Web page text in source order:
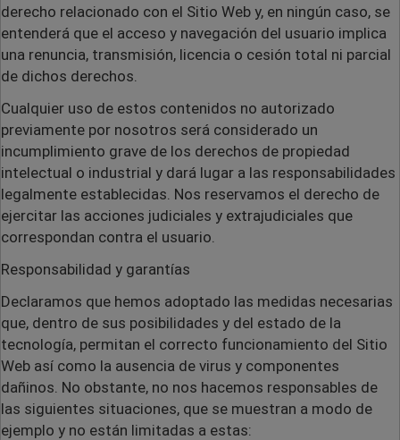
derecho relacionado con el Sitio Web y, en ningún caso, se
entenderá que el acceso y navegación del usuario implica
una renuncia, transmisión, licencia o cesión total ni parcial
de dichos derechos.
Cualquier uso de estos contenidos no autorizado
previamente por nosotros será considerado un
incumplimiento grave de los derechos de propiedad
intelectual o industrial y dará lugar a las responsabilidades
legalmente establecidas. Nos reservamos el derecho de
ejercitar las acciones judiciales y extrajudiciales que
correspondan contra el usuario.
Responsabilidad y garantías
Declaramos que hemos adoptado las medidas necesarias
que, dentro de sus posibilidades y del estado de la
tecnología, permitan el correcto funcionamiento del Sitio
Web así como la ausencia de virus y componentes
dañinos. No obstante, no nos hacemos responsables de
las siguientes situaciones, que se muestran a modo de
ejemplo y no están limitadas a estas: